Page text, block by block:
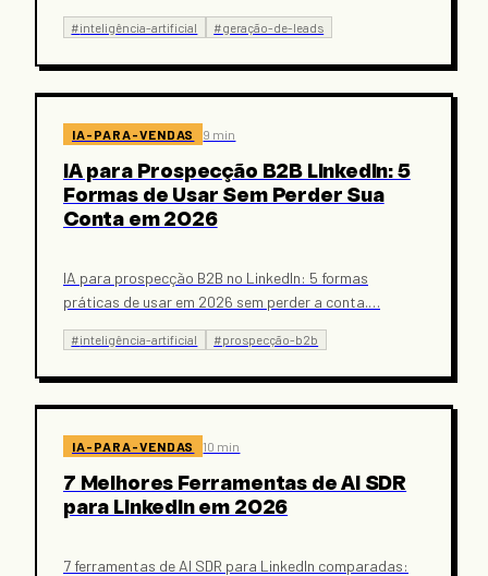
#inteligência-artificial #geração-de-leads
IA-PARA-VENDAS 9 min
IA para Prospecção B2B LinkedIn: 5
Formas de Usar Sem Perder Sua
Conta em 2026
IA para prospecção B2B no LinkedIn: 5 formas
práticas de usar em 2026 sem perder a conta.…
#inteligência-artificial #prospecção-b2b
IA-PARA-VENDAS 10 min
7 Melhores Ferramentas de AI SDR
para LinkedIn em 2026
7 ferramentas de AI SDR para LinkedIn comparadas: